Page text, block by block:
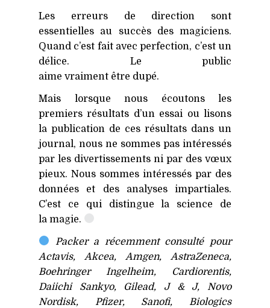
Les erreurs de direction sont
essentielles au succès des magiciens.
Quand c’est fait avec perfection, c’est un
délice. Le public
aime vraiment être dupé.
Mais lorsque nous écoutons les
premiers résultats d’un essai ou lisons
la publication de ces résultats dans un
journal, nous ne sommes pas intéressés
par les divertissements ni par des vœux
pieux. Nous sommes intéressés par des
données et des analyses impartiales.
C’est ce qui distingue la science de
la magie.
Packer a récemment consulté pour
Actavis, Akcea, Amgen, AstraZeneca,
Boehringer Ingelheim, Cardiorentis,
Daiichi Sankyo, Gilead, J &J, Novo
Nordisk, Pfizer, Sanofi, Biologics